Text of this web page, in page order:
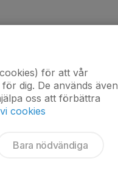
för att vår
dig. De används även
oss att förbättra
cookies
Bara nödvändiga